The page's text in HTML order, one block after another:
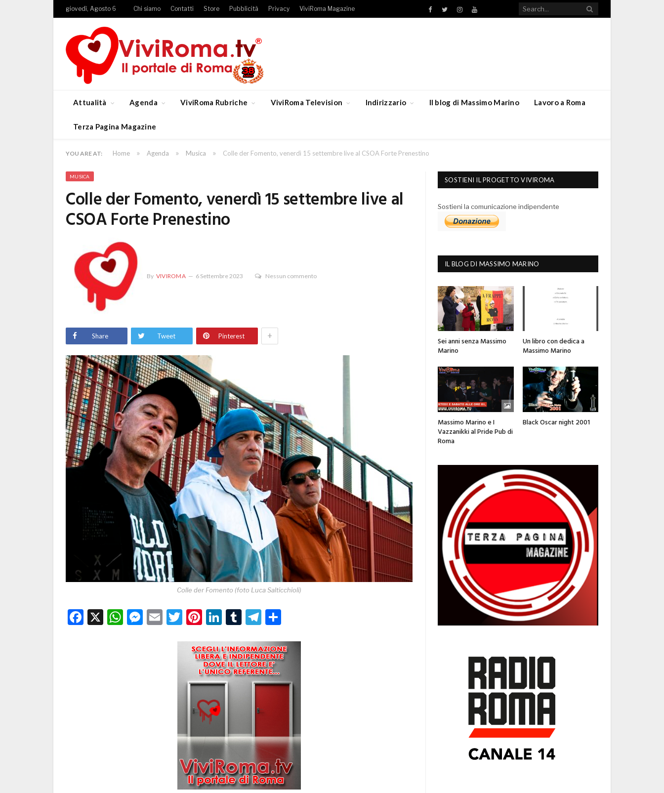
giovedì, Agosto 6 Chi siamo Contatti Store Pubblicità Privacy ViviRoma Magazine Facebook
TwitterInstagramYouTube
Attualità Agenda ViviRoma Rubriche ViviRoma Television Indirizzario Il blog di Massimo Marino Lavoro a Roma
Terza Pagina Magazine
YOU ARE AT: Home » Agenda » Musica » Colle der Fomento, venerdì 15 settembre live al CSOA Forte Prenestino
MUSICA
Colle der Fomento, venerdì 15 settembre live al
CSOA Forte Prenestino
By VIVIROMA 6 Settembre 2023 Nessun commento
Share Tweet Pinterest +
Colle der Fomento (foto Luca Salticchioli)
Facebook
X WhatsApp
Messenger
EmailTwitter
Pinterest
LinkedIn
TumblrTelegram
SOSTIENI IL PROGETTO VIVIROMA
Sostieni la comunicazione indipendente
IL BLOG DI MASSIMO MARINO
Sei anni senza Massimo
Marino
Un libro con dedica a
Massimo Marino
Massimo Marino e I
Vazzanikki al Pride Pub di
Roma
Black Oscar night 2001